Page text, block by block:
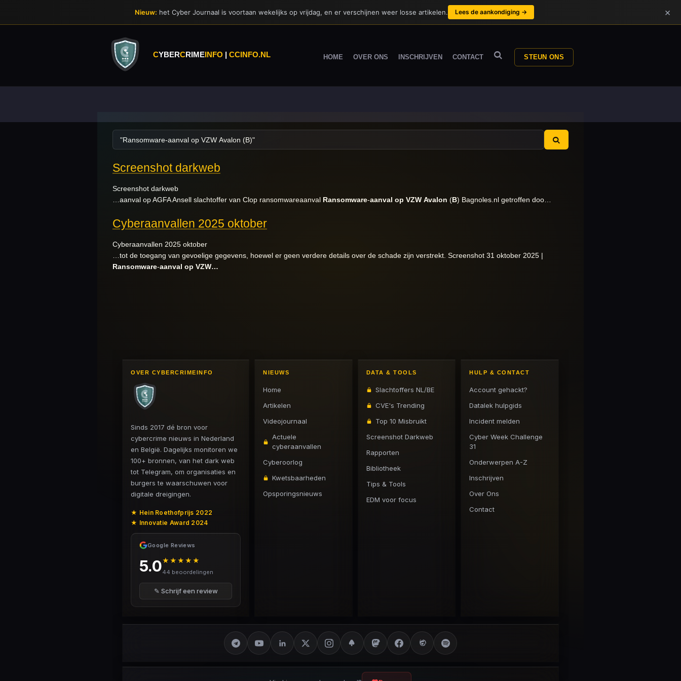
CYBERCRIMEINFO | CCINFO.NL HOME OVER ONS INSCHRIJVEN CONTACT STEUN ONS
Screenshot darkweb
Screenshot darkweb
…aanval op AGFA Ansell slachtoffer van Clop ransomwareaanval Ransomware-aanval op VZW Avalon (B) Bagnoles.nl getroffen doo…
Cyberaanvallen 2025 oktober
Cyberaanvallen 2025 oktober
…tot de toegang van gevoelige gegevens, hoewel er geen verdere details over de schade zijn verstrekt. Screenshot 31 oktober 2025 |
Ransomware-aanval op VZW…
OVER CYBERCRIMEINFO
Sinds 2017 dé bron voor
cybercrime nieuws in Nederland
en België. Dagelijks monitoren we
100+ bronnen, van het dark web
tot Telegram, om organisaties en
burgers te waarschuwen voor
digitale dreigingen.
★ Hein Roethofprijs 2022
★ Innovatie Award 2024
Google Reviews
5.0★★★★★
44 beoordelingen
✎ Schrijf een review
NIEUWS
Home
Artikelen
Videojournaal
Actuele
cyberaanvallen
Cyberoorlog
Kwetsbaarheden
Opsporingsnieuws
DATA & TOOLS
Slachtoffers NL/BE
CVE's Trending
Top 10 Misbruikt
Screenshot Darkweb
Rapporten
Bibliotheek
Tips & Tools
EDM voor focus
HULP & CONTACT
Account gehackt?
Datalek hulpgids
Incident melden
Cyber Week Challenge
31
Onderwerpen A-Z
Inschrijven
Over Ons
Contact
Nieuw: het Cyber Journaal is voortaan wekelijks op vrijdag, en er verschijnen weer losse artikelen. Lees de aankondiging → ×